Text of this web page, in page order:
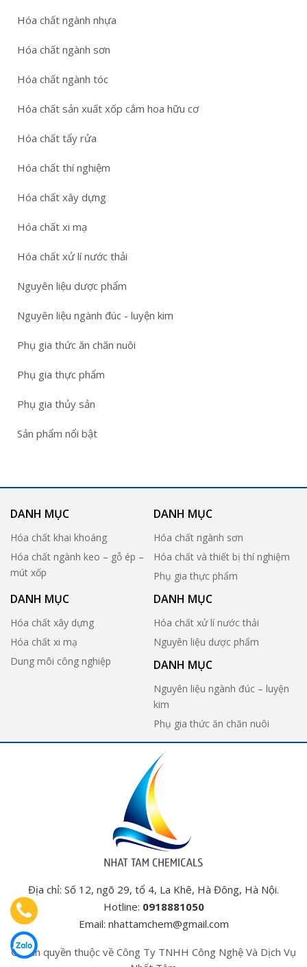
Hóa chất ngành nhựa
Hóa chất ngành sơn
Hóa chất ngành tóc
Hóa chất sản xuất xốp cắm hoa hữu cơ
Hóa chất tẩy rửa
Hóa chất thí nghiệm
Hóa chất xây dựng
Hóa chất xi mạ
Hóa chất xử lí nước thải
Nguyên liệu dược phẩm
Nguyên liệu ngành đúc - luyện kim
Phụ gia thức ăn chăn nuôi
Phụ gia thực phẩm
Phụ gia thủy sản
Sản phẩm nổi bật
DANH MỤC
Hóa chất khai khoáng
Hóa chất ngành keo – gỗ ép –
mút xốp
DANH MỤC
Hóa chất ngành sơn
Hóa chất và thiết bị thí nghiệm
Phụ gia thực phẩm
DANH MỤC
Hóa chất xây dựng
Hóa chất xi mạ
Dung môi công nghiệp
DANH MỤC
Hóa chất xử lí nước thải
Nguyên liệu dược phẩm
DANH MỤC
Nguyên liệu ngành đúc – luyện
kim
Phụ gia thức ăn chăn nuôi
Địa chỉ: Số 12, ngõ 29, tổ 4, La Khê, Hà Đông, Hà Nội.
Hotline: 0918881050
Email: nhattamchem@gmail.com
© Bản quyền thuộc về Công Ty TNHH Công Nghệ Và Dịch Vụ